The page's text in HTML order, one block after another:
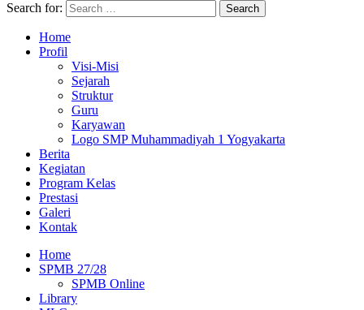
Search for:
Home
Profil
Visi-Misi
Sejarah
Struktur
Guru
Karyawan
Logo SMP Muhammadiyah 1 Yogyakarta
Berita
Kegiatan
Program Kelas
Prestasi
Galeri
Kontak
Home
SPMB 27/28
SPMB Online
Library